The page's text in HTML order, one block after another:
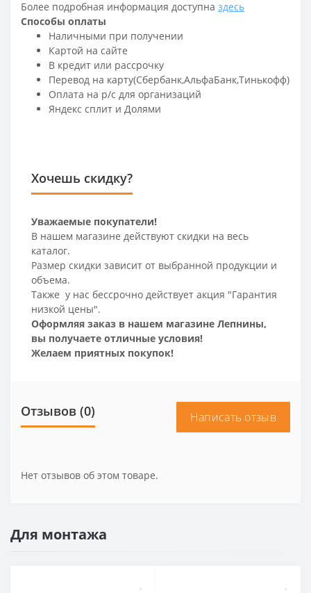
Более подробная информация доступна здесь
Способы оплаты
Наличными при получении
Картой на сайте
В кредит или рассрочку
Перевод на карту(Сбербанк,АльфаБанк,Тинькофф)
Оплата на р/c для организаций
Яндекс сплит и Долями
Хочешь скидку?
Уважаемые покупатели!
В нашем магазине действуют скидки на весь
каталог.
Размер скидки зависит от выбранной продукции и
объема.
Также у нас бессрочно действует акция "Гарантия
низкой цены".
Оформляя заказ в нашем магазине Лепнины,
вы получаете отличные условия!
Желаем приятных покупок!
Отзывов (0) Написать отзыв
Нет отзывов об этом товаре.
Для монтажа